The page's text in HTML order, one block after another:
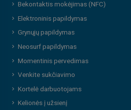
Bekontaktis mokėjimas (NFC)
Elektroninis papildymas
Grynųjų papildymas
Neosurf papildymas
Momentinis pervedimas
Venkite sukčiavimo
Kortelė darbuotojams
Kelionės į užsienį